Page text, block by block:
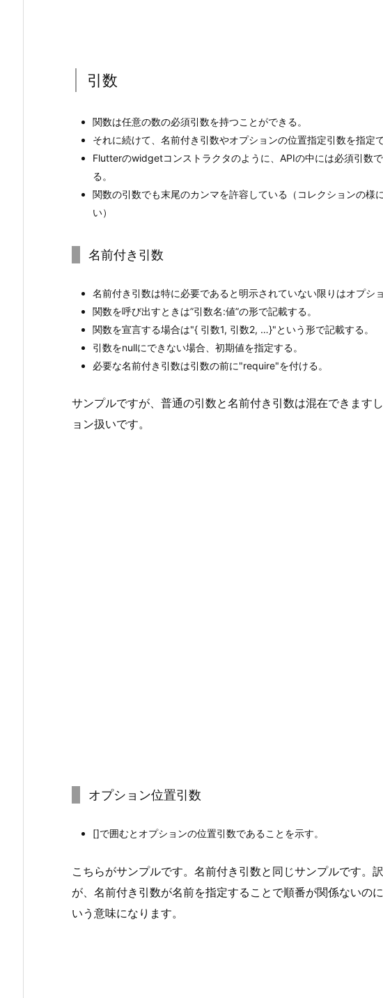
引数
関数は任意の数の必須引数を持つことができる。
それに続けて、名前付き引数やオプションの位置指定引数を指定で
Flutterのwidgetコンストラクタのように、APIの中には必須引数
る。
関数の引数でも末尾のカンマを許容している（コレクションの様
い）
名前付き引数
名前付き引数は特に必要であると明示されていない限りはオプショ
関数を呼び出すときは”引数名:値”の形で記載する。
関数を宣言する場合は"{ 引数1, 引数2, …}"という形で記載する。
引数をnullにできない場合、初期値を指定する。
必要な名前付き引数は引数の前に"require"を付ける。
サンプルですが、普通の引数と名前付き引数は混在できます
ョン扱いです。
オプション位置引数
[]で囲むとオプションの位置引数であることを示す。
こちらがサンプルです。名前付き引数と同じサンプルです。
が、名前付き引数が名前を指定することで順番が関係ないの
いう意味になります。